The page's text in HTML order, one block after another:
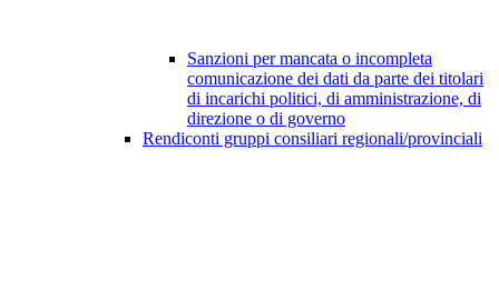
Sanzioni per mancata o incompleta
comunicazione dei dati da parte dei titolari
di incarichi politici, di amministrazione, di
direzione o di governo
Rendiconti gruppi consiliari regionali/provinciali